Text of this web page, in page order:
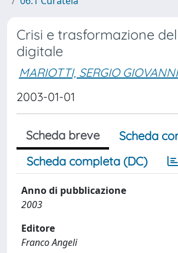
Crisi e trasformazione
digitale
MARIOTTI, SERGIO GIOVANNI
2003-01-01
Scheda breve
Scheda
Scheda completa (DC)
Anno di pubblicazione
2003
Editore
Franco Angeli